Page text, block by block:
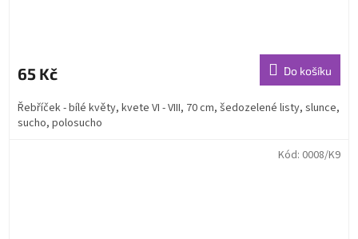
65 Kč Do košíku
Řebříček - bílé květy, kvete VI - VIII, 70 cm, šedozelené listy, slunce,
sucho, polosucho
Kód: 0008/K9